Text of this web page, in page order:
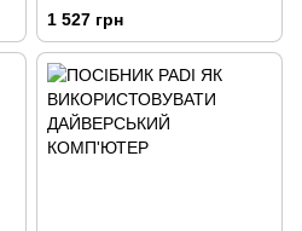
1 527 грн